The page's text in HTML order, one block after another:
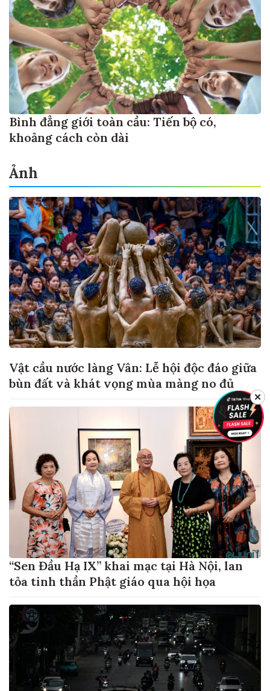
Bình đẳng giới toàn cầu: Tiến bộ có,
khoảng cách còn dài
Ảnh
Vật cầu nước làng Vân: Lễ hội độc đáo giữa
bùn đất và khát vọng mùa màng no đủ
“Sen Đầu Hạ IX” khai mạc tại Hà Nội, lan
tỏa tinh thần Phật giáo qua hội họa
✕